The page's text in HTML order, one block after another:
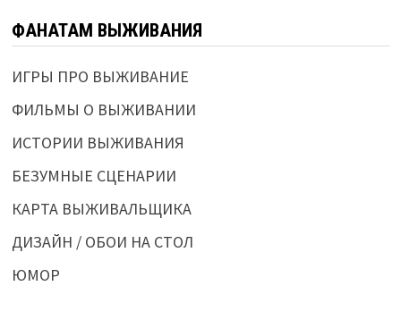
ФАНАТАМ ВЫЖИВАНИЯ
ИГРЫ ПРО ВЫЖИВАНИЕ
ФИЛЬМЫ О ВЫЖИВАНИИ
ИСТОРИИ ВЫЖИВАНИЯ
БЕЗУМНЫЕ СЦЕНАРИИ
КАРТА ВЫЖИВАЛЬЩИКА
ДИЗАЙН / ОБОИ НА СТОЛ
ЮМОР